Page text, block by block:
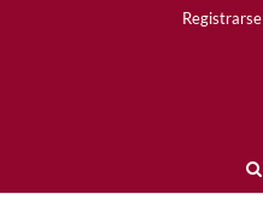
Registrarse